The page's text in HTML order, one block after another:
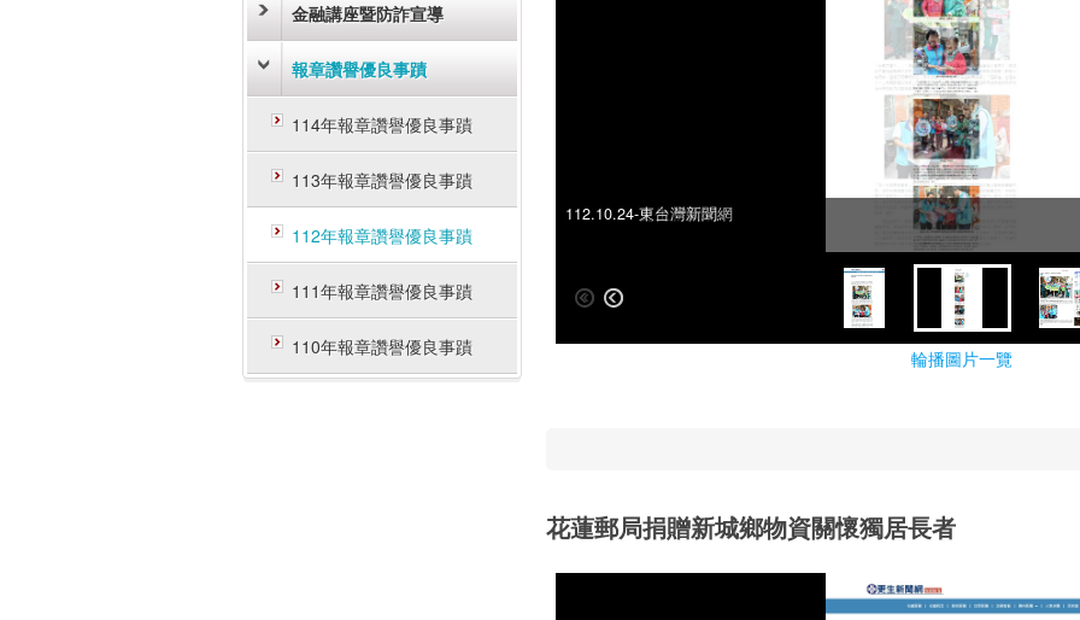
金融講座暨防詐宣導
報章讚譽優良事蹟
114年報章讚譽優良事蹟
113年報章讚譽優良事蹟
112年報章讚譽優良事蹟
111年報章讚譽優良事蹟
110年報章讚譽優良事蹟
112.10.24-更生新聞網
112.10.24-東台灣新聞網
輪播圖片一覽
花蓮郵局捐贈新城鄉物資關懷獨居長者